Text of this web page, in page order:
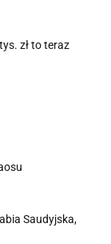
zł to teraz
Saudyjska,